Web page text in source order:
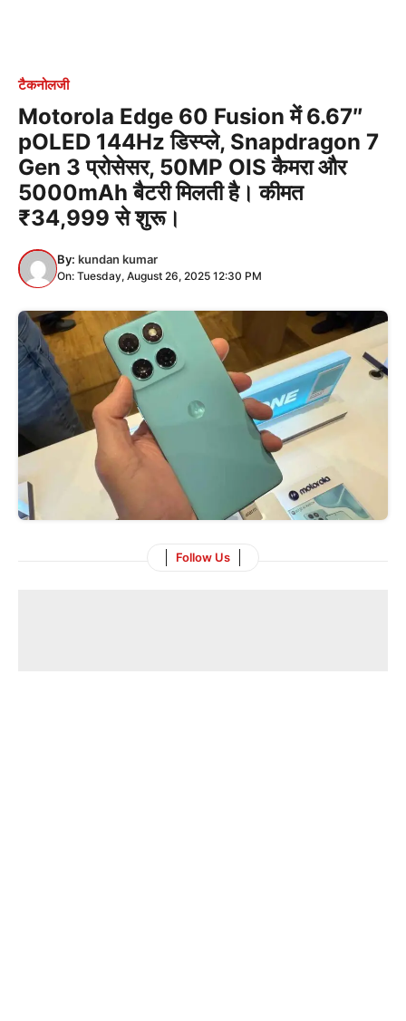
टैकनोलजी
Motorola Edge 60 Fusion में 6.67″
pOLED 144Hz डिस्प्ले, Snapdragon 7
Gen 3 प्रोसेसर, 50MP OIS कैमरा और
5000mAh बैटरी मिलती है। कीमत
₹34,999 से शुरू।
By: kundan kumar
On: Tuesday, August 26, 2025 12:30 PM
Follow Us